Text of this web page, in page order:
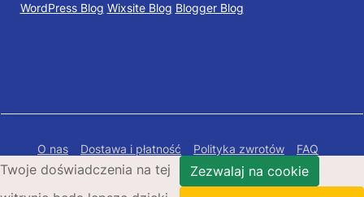
WordPress Blog Wixsite Blog Blogger Blog
O nas Dostawa i płatność Polityka zwrotów
FAQ
Polityka prywatności
Mapa Strony
Twoje doświadczenia na tej
Zezwalaj na cookie